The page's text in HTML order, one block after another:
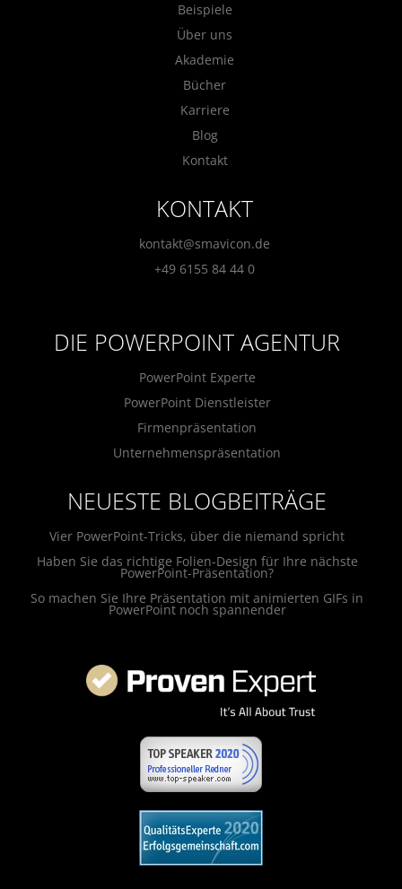
Beispiele
Über uns
Akademie
Bücher
Karriere
Blog
Kontakt
KONTAKT
kontakt@smavicon.de
+49 6155 84 44 0
DIE POWERPOINT AGENTUR
PowerPoint Experte
PowerPoint Dienstleister
Firmenpräsentation
Unternehmenspräsentation
NEUESTE BLOGBEITRÄGE
Vier PowerPoint-Tricks, über die niemand spricht
Haben Sie das richtige Folien-Design für Ihre nächste
PowerPoint-Präsentation?
So machen Sie Ihre Präsentation mit animierten GIFs in
PowerPoint noch spannender